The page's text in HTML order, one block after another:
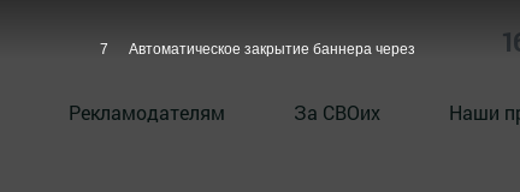
Рекламодателям За СВОих Наши
6 Автоматическое закрытие баннера через